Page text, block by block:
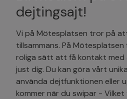
dejtingsajt!
Vi på Mötesplatsen tror på
tillsammans. På
roliga sätt att få kontakt med
just dig. Du kan göra vårt
använda dejtfunktionen eller
kommer när du swipar -